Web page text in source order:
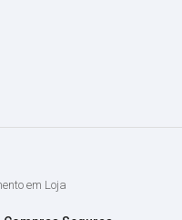
em Loja